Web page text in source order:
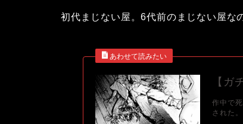
初代まじない屋。6代前のまじない屋な
【ガ
作中で
された